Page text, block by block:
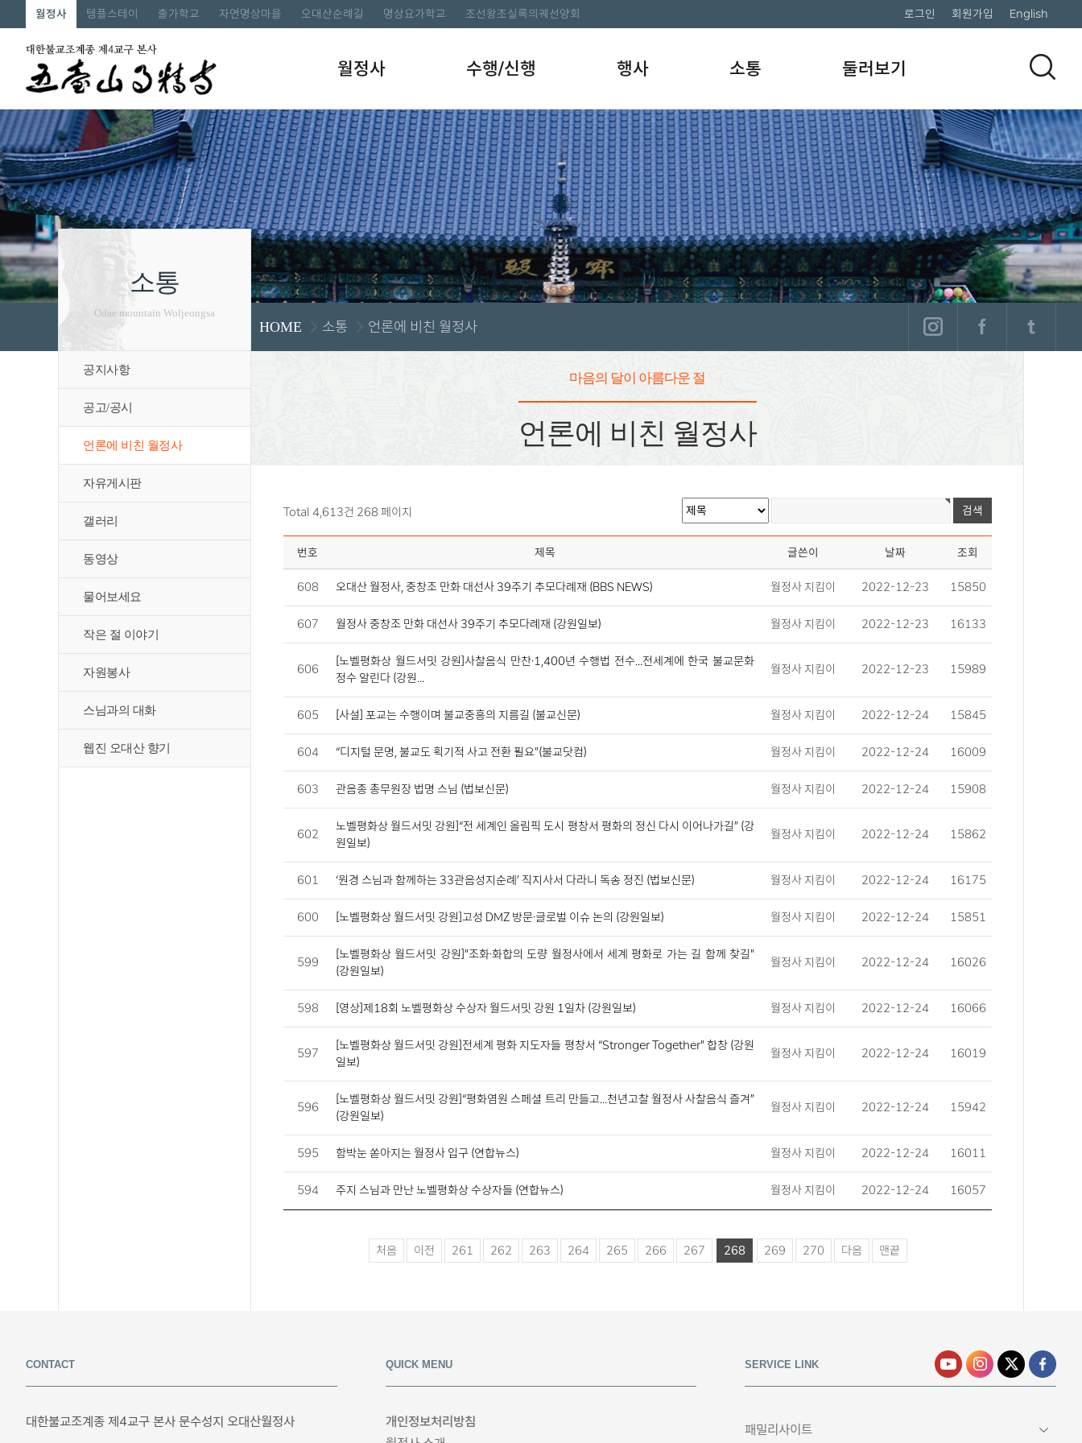
월정사 템플스테이 출가학교 자연명상마을 오대산순례길 명상요가학교 조선왕조실록의궤선양회 로그인 회원가입 English
월정사 수행/신행 행사 소통 둘러보기
소통
Odae mountain Woljeongsa
공지사항
공고/공시
언론에 비친 월정사
자유게시판
갤러리
동영상
물어보세요
작은 절 이야기
자원봉사
스님과의 대화
웹진 오대산 향기
HOME 소통 언론에 비친 월정사
마음의 달이 아름다운 절
언론에 비친 월정사
Total 4,613건 268 페이지
번호 제목 글쓴이 날짜 조회
608 오대산 월정사, 중창조 만화 대선사 39주기 추모다례재 (BBS NEWS) 월정사 지킴이 2022-12-23 15850
607 월정사 중창조 만화 대선사 39주기 추모다례재 (강원일보) 월정사 지킴이 2022-12-23 16133
606
[노벨평화상 월드서밋 강원]사찰음식 만찬·1,400년 수행법 전수…전세계에 한국 불교문화
정수 알린다 (강원…
월정사 지킴이 2022-12-23 15989
605 [사설] 포교는 수행이며 불교중흥의 지름길 (불교신문) 월정사 지킴이 2022-12-24 15845
604 “디지털 문명, 불교도 획기적 사고 전환 필요”(불교닷컴) 월정사 지킴이 2022-12-24 16009
603 관음종 총무원장 법명 스님 (법보신문) 월정사 지킴이 2022-12-24 15908
602
노벨평화상 월드서밋 강원]“전 세계인 올림픽 도시 평창서 평화의 정신 다시 이어나가길” (강
원일보)
월정사 지킴이 2022-12-24 15862
601 ‘원경 스님과 함께하는 33관음성지순례’ 직지사서 다라니 독송 정진 (법보신문) 월정사 지킴이 2022-12-24 16175
600 [노벨평화상 월드서밋 강원]고성 DMZ 방문·글로벌 이슈 논의 (강원일보) 월정사 지킴이 2022-12-24 15851
599
[노벨평화상 월드서밋 강원]"조화·화합의 도량 월정사에서 세계 평화로 가는 길 함께 찾길"
(강원일보)
월정사 지킴이 2022-12-24 16026
598 [영상]제18회 노벨평화상 수상자 월드서밋 강원 1일차 (강원일보) 월정사 지킴이 2022-12-24 16066
597
[노벨평화상 월드서밋 강원]전세계 평화 지도자들 평창서 “Stronger Together" 합창 (강원
일보)
월정사 지킴이 2022-12-24 16019
596
[노벨평화상 월드서밋 강원]“평화염원 스페셜 트리 만들고…천년고찰 월정사 사찰음식 즐겨”
(강원일보)
월정사 지킴이 2022-12-24 15942
595 함박눈 쏟아지는 월정사 입구 (연합뉴스) 월정사 지킴이 2022-12-24 16011
594 주지 스님과 만난 노벨평화상 수상자들 (연합뉴스) 월정사 지킴이 2022-12-24 16057
처음 이전 261 262 263 264 265 266 267 268 269 270 다음 맨끝
CONTACT
대한불교조계종 제4교구 본사 문수성지 오대산월정사
QUICK MENU
개인정보처리방침
SERVICE LINK
패밀리사이트